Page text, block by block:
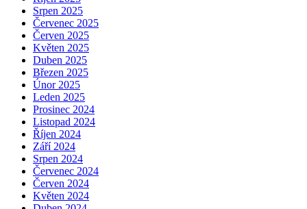
Srpen 2025
Červenec 2025
Červen 2025
Květen 2025
Duben 2025
Březen 2025
Únor 2025
Leden 2025
Prosinec 2024
Listopad 2024
Říjen 2024
Září 2024
Srpen 2024
Červenec 2024
Červen 2024
Květen 2024